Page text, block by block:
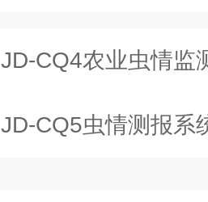
JD-CQ4农业虫情监
JD-CQ5虫情测报系